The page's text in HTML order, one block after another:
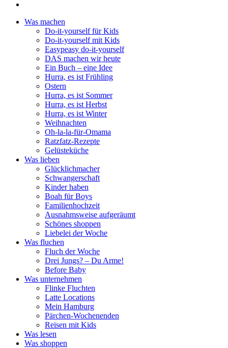
Was machen
Do-it-yourself für Kids
Do-it-yourself mit Kids
Easypeasy do-it-yourself
DAS machen wir heute
Ein Buch – eine Idee
Hurra, es ist Frühling
Ostern
Hurra, es ist Sommer
Hurra, es ist Herbst
Hurra, es ist Winter
Weihnachten
Oh-la-la-für-Omama
Ratzfatz-Rezepte
Gelüsteküche
Was lieben
Glücklichmacher
Schwangerschaft
Kinder haben
Boah für Boys
Familienhochzeit
Ausnahmsweise aufgeräumt
Schönes shoppen
Liebelei der Woche
Was fluchen
Fluch der Woche
Drei Jungs? – Du Arme!
Before Baby
Was unternehmen
Flinke Fluchten
Latte Locations
Mein Hamburg
Pärchen-Wochenenden
Reisen mit Kids
Was lesen
Was shoppen